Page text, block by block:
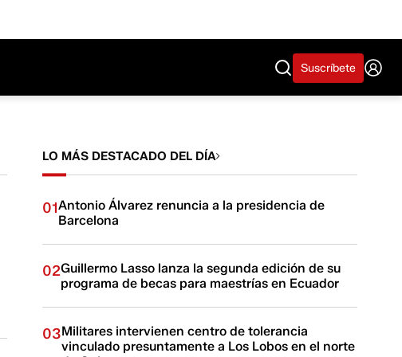
Suscríbete
LO MÁS DESTACADO DEL DÍA
01Antonio Álvarez renuncia a la presidencia de
Barcelona
02Guillermo Lasso lanza la segunda edición de su
programa de becas para maestrías en Ecuador
03Militares intervienen centro de tolerancia
vinculado presuntamente a Los Lobos en el norte